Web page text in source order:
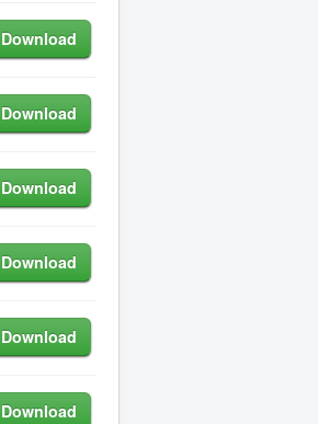
Download
Download
Download
Download
Download
Download